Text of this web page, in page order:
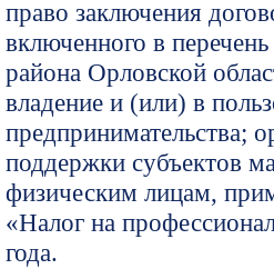
право заключения
включенного в
района Орловской
владение и (или) в
предпринимательства;
поддержки субъектов
физическим лицам,
«Налог на
года.